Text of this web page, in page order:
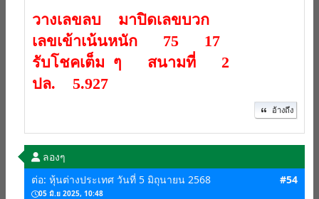
วางเลขลบ มาปิดเลขบวก
เลขเข้าเน้นหนัก 75 17
รับโชคเต็ม ๆ สนามที่ 2
ปล. 5.927
อ้างถึง
ลองๆ
ต่อ: หุ้นต่างประเทศ วันที่ 5 มิถุนายน 2568
05 มิ.ย 2025, 10:48
#54